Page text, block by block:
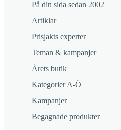
På din sida sedan 2002
Artiklar
Prisjakts experter
Teman & kampanjer
Årets butik
Kategorier A-Ö
Kampanjer
Begagnade produkter